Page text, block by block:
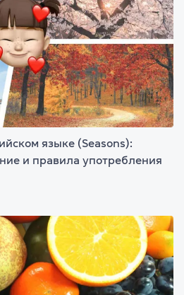
языке (Seasons):
и правила употребления